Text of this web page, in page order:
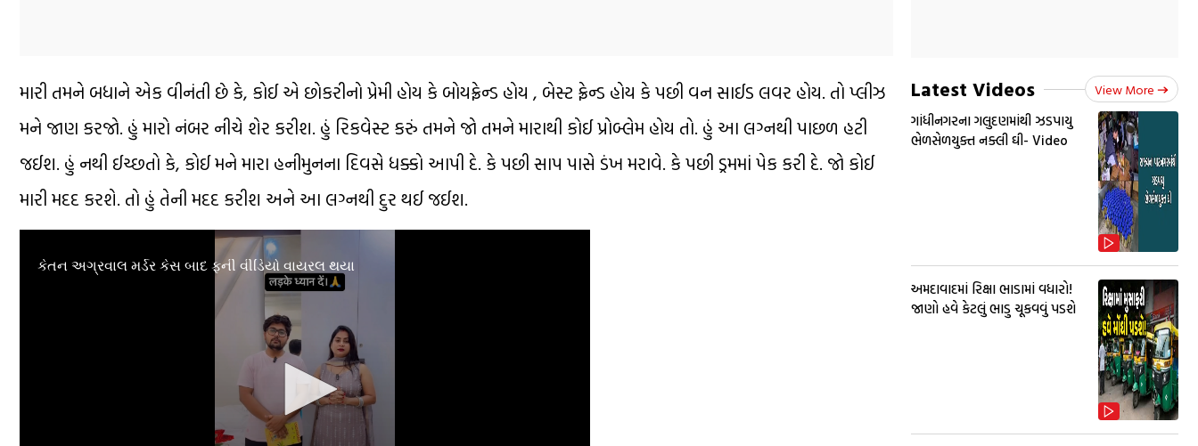
મારી તમને બધાને એક વીનંતી છે કે, કોઈ એ છોકરીનો પ્રેમી હોય કે બોયફ્રેન્ડ હોય , બેસ્ટ ફ્રેન્ડ હોય કે પછી વન સાઈડ લવર હોય. તો પ્લીઝ
મને જાણ કરજો. હું મારો નંબર નીચે શેર કરીશ. હું રિકવેસ્ટ કરું તમને જો તમને મારાથી કોઈ પ્રોબ્લેમ હોય તો. હું આ લગ્નથી પાછળ હટી
જઈશ. હું નથી ઈચ્છતો કે, કોઈ મને મારા હનીમુનના દિવસે ધક્કો આપી દે. કે પછી સાપ પાસે ડંખ મરાવે. કે પછી ડ્રમમાં પેક કરી દે. જો કોઈ
મારી મદદ કરશે. તો હું તેની મદદ કરીશ અને આ લગ્નથી દુર થઈ જઈશ.
કેતન અગ્રવાલ મર્ડર કેસ બાદ ફની વીડિયો વાયરલ થયા
Latest Videos View More
ગાંધીનગરના ગલુદણમાંથી ઝડપાયુ
ભેળસેળયુક્ત નક્લી ઘી- Video
અમદાવાદમાં રિક્ષા ભાડામાં વધારો!
જાણો હવે કેટલું ભાડુ ચૂકવવું પડશે